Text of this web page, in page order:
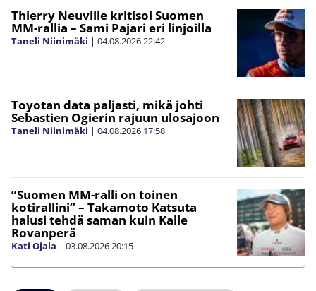
Thierry Neuville kritisoi Suomen
MM-rallia – Sami Pajari eri linjoilla
Taneli Niinimäki | 04.08.202622:42
Toyotan data paljasti, mikä johti
Sebastien Ogierin rajuun ulosajoon
Taneli Niinimäki | 04.08.2026 17:58
”Suomen MM-ralli on toinen
kotirallini” – Takamoto Katsuta
halusi tehdä saman kuin Kalle
Rovanperä
Kati Ojala | 03.08.202620:15